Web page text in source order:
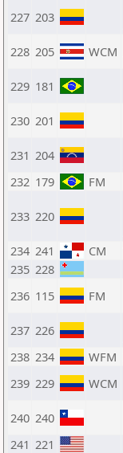
227 203
228 205 WCM
229 181
230 201
231 204
232 179 FM
233 220
234 241 CM
235 228
236 115 FM
237 226
238 234 WFM
239 229 WCM
240 240
241 221